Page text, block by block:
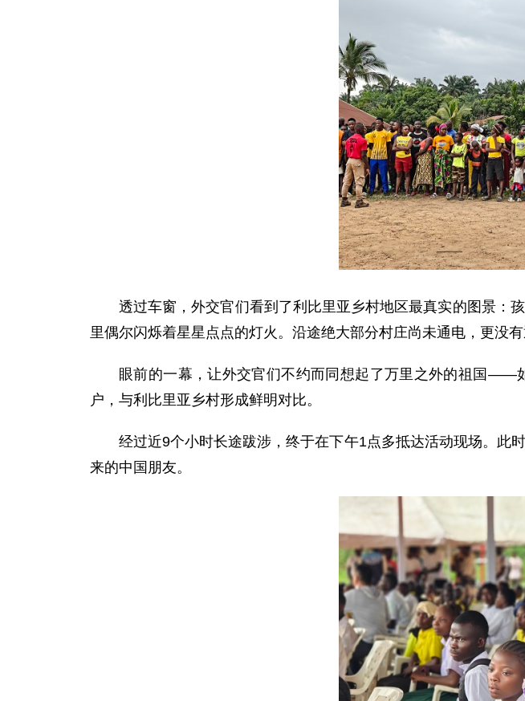
透过车窗，外交官们看到了利比里亚乡村地区最真实的图景：
里偶尔闪烁着星星点点的灯火。沿途绝大部分村庄尚未通电，更没
眼前的一幕，让外交官们不约而同想起了万里之外的祖国——
户，与利比里亚乡村形成鲜明对比。
经过近9个小时长途跋涉，终于在下午1点多抵达活动现场。此
来的中国朋友。